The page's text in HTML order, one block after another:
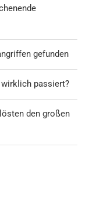
gefunden
passiert?
den großen